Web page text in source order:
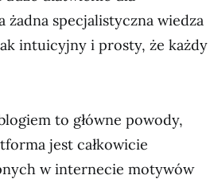
specjalistyczna wiedza
intuicyjny i prosty, że każdy
to główne powody,
jest całkowicie
w internecie motywów